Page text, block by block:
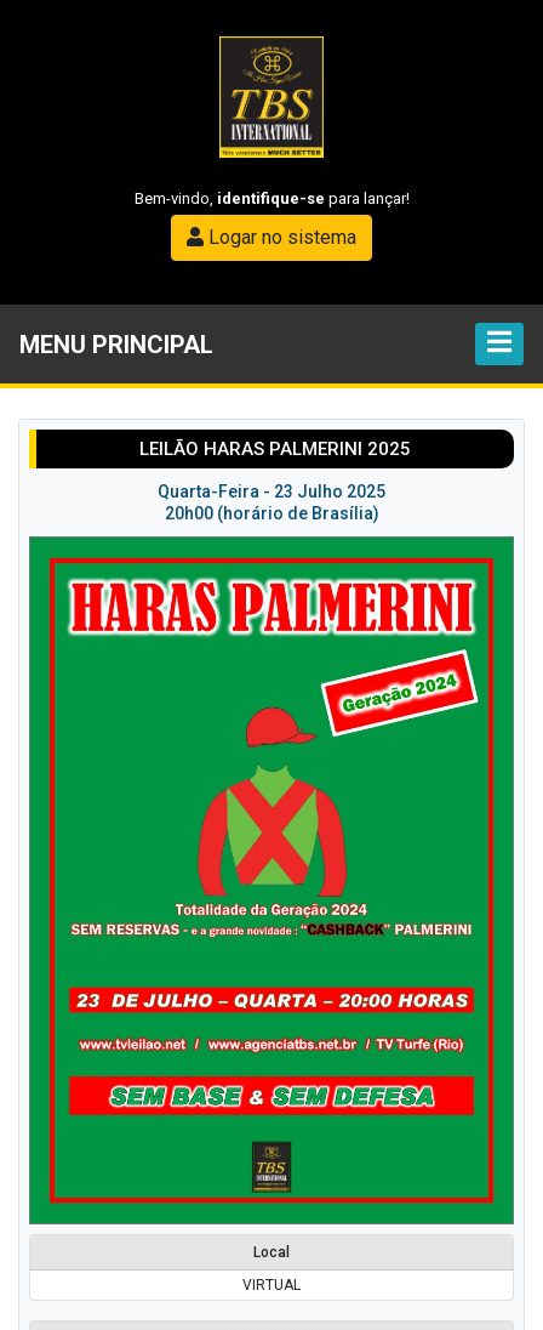
Bem-vindo, identifique-se para lançar!
Logar no sistema
MENU PRINCIPAL
LEILÃO HARAS PALMERINI 2025
Quarta-Feira - 23 Julho 2025
20h00 (horário de Brasília)
Local
VIRTUAL